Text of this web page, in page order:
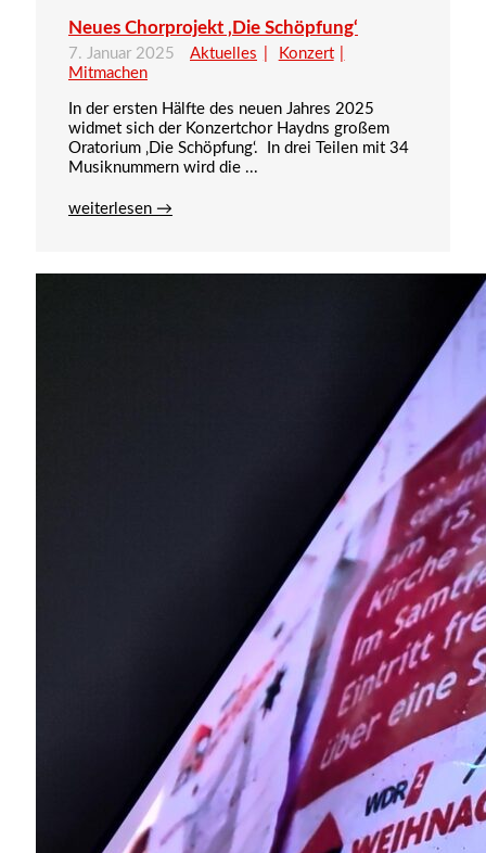
Neues Chorprojekt ‚Die Schöpfung‘
7. Januar 2025 Aktuelles
Konzert
Mitmachen
In der ersten Hälfte des neuen Jahres 2025
widmet sich der Konzertchor Haydns großem
Oratorium ‚Die Schöpfung‘. In drei Teilen mit 34
Musiknummern wird die ...
weiterlesen →